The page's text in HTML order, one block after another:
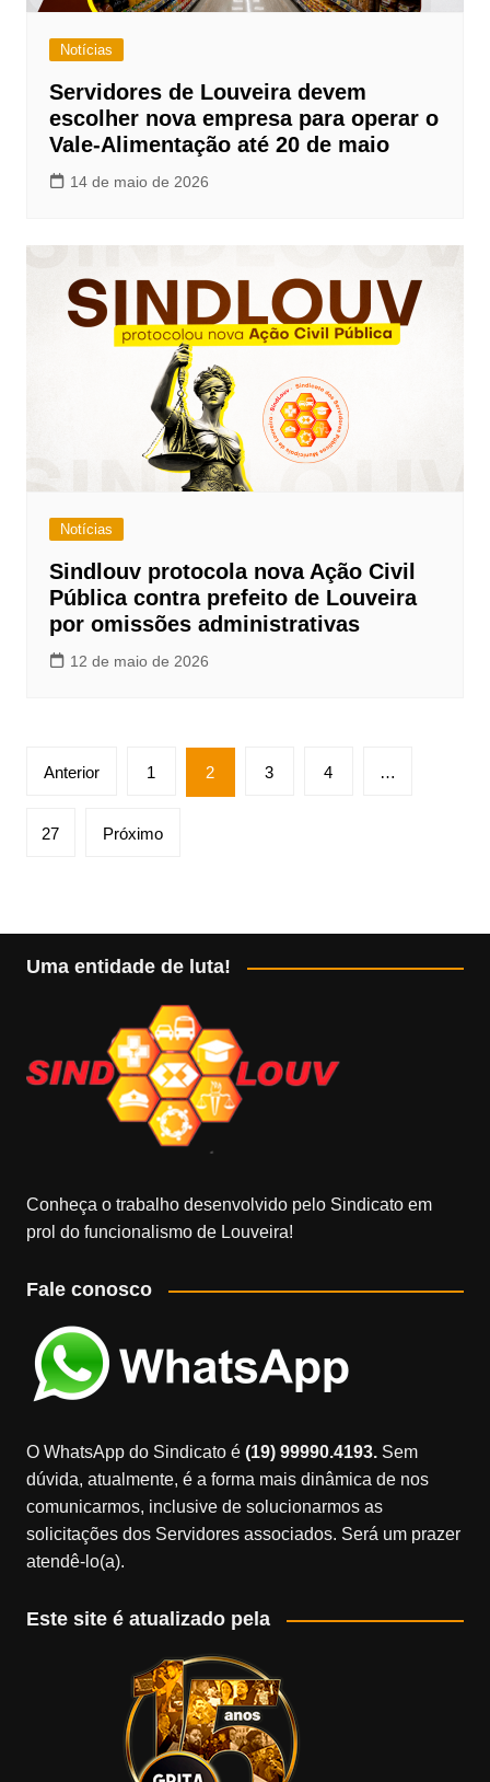
Notícias
Servidores de Louveira devem
escolher nova empresa para operar o
Vale-Alimentação até 20 de maio
14 de maio de 2026
Notícias
Sindlouv protocola nova Ação Civil
Pública contra prefeito de Louveira
por omissões administrativas
12 de maio de 2026
Paginação
posts
Anterior 1 2 3 4 …
27 Próximo
Uma entidade de luta!
Conheça o trabalho desenvolvido pelo Sindicato em
prol do funcionalismo de Louveira!
Fale conosco
O WhatsApp do Sindicato é(19) 99990.4193.Sem
dúvida, atualmente, é a forma mais dinâmica de nos
comunicarmos, inclusive de solucionarmos as
solicitações dos Servidores associados. Será um prazer
atendê-lo(a).
Este site é atualizado pela